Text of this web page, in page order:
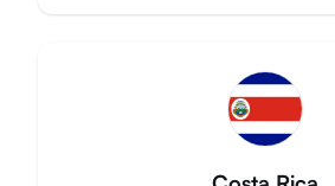
החל מ-$
5.37